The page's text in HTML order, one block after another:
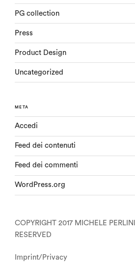
PG collection
Press
Product Design
Uncategorized
META
Accedi
Feed dei contenuti
Feed dei commenti
WordPress.org
COPYRIGHT 2017 MICHELE
RESERVED
Imprint/Privacy